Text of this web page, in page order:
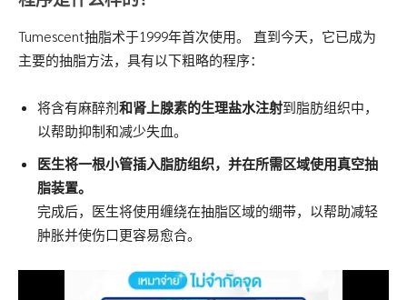
Tumescent抽脂术于1999年首次使用。 直到今天，它已成为
主要的抽脂方法，具有以下粗略的程序：
将含有麻醉剂和肾上腺素的生理盐水注射到脂肪组织中，
以帮助抑制和减少失血。
医生将一根小管插入脂肪组织，并在所需区域使用真空抽
脂装置。
完成后，医生将使用缠绕在抽脂区域的绷带，以帮助减轻
肿胀并使伤口更容易愈合。